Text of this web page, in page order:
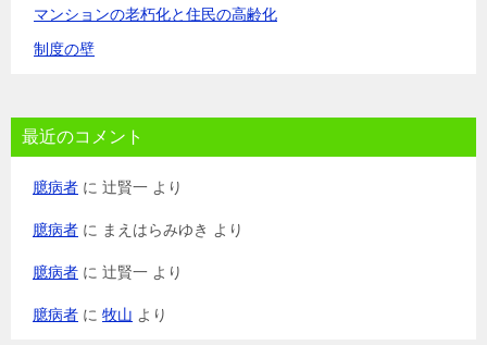
マンションの老朽化と住民の高齢化
制度の壁
最近のコメント
臆病者 に 辻賢一 より
臆病者 に まえはらみゆき より
臆病者 に 辻賢一 より
臆病者 に 牧山 より